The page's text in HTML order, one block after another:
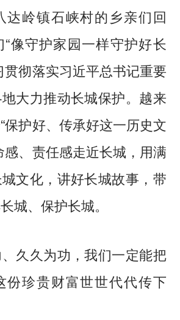
达岭镇石峡村的乡亲们回
像守护家园一样守护好长
贯彻落实习近平总书记重要
大力推动长城保护。越来
保护好、传承好这一历史文
感、责任感走近长城，用满
文化，讲好长城故事，带
城、保护长城。
久为功，我们一定能把
份珍贵财富世世代代传下